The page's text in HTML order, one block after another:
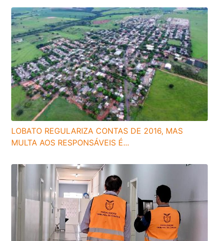
LOBATO REGULARIZA CONTAS DE 2016, MAS
MULTA AOS RESPONSÁVEIS É...